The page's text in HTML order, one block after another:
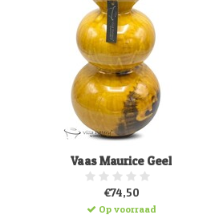
Vaas Maurice Geel
€74,50
Op voorraad